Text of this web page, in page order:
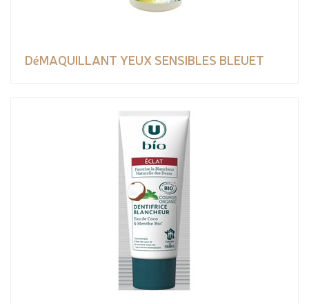
DéMAQUILLANT YEUX SENSIBLES BLEUET